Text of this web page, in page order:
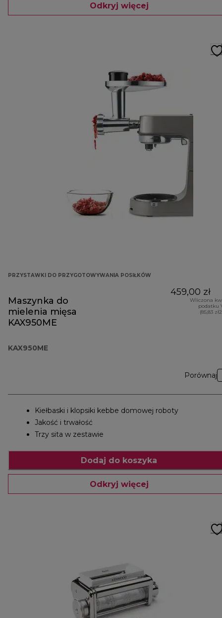
Odkryj więcej
PRZYSTAWKI DO PRZYGOTOWYWANIA POSIŁKÓW
Maszynka do
mielenia mięsa
KAX950ME
KAX950ME
459,00 zł
Wliczona
podatku
(85,83
Porównaj
Kiełbaski i klopsiki kebbe domowej roboty
Jakość i trwałość
Trzy sita w zestawie
Dodaj do koszyka
Odkryj więcej